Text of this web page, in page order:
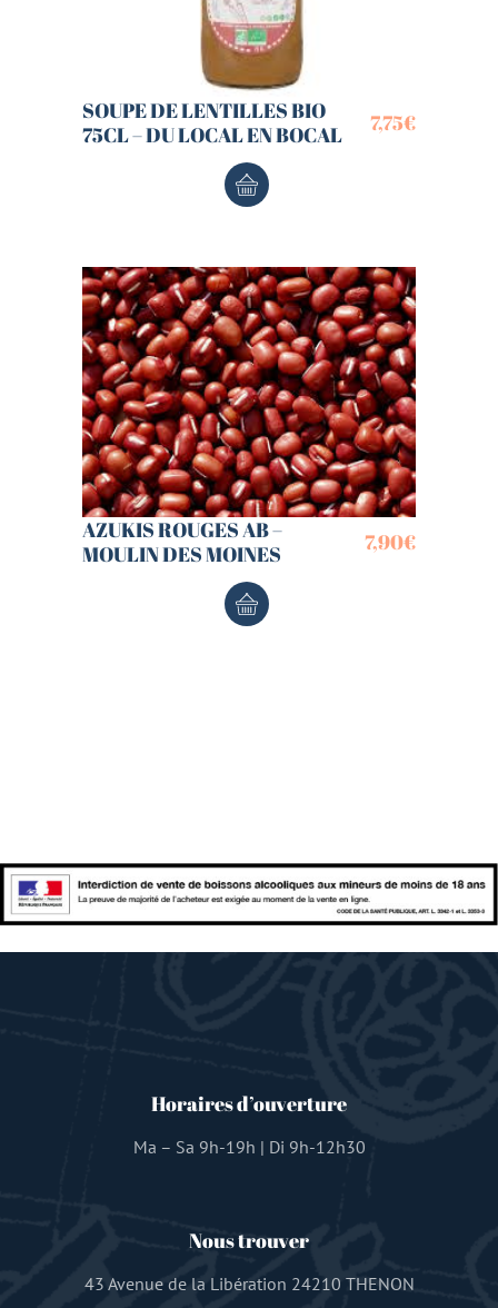
SOUPE DE LENTILLES BIO
75CL – DU LOCAL EN BOCAL
7,75€
AZUKIS ROUGES AB –
MOULIN DES MOINES
7,90€
Horaires d’ouverture
Ma – Sa 9h-19h | Di 9h-12h30
Nous trouver
43 Avenue de la Libération 24210 THENON